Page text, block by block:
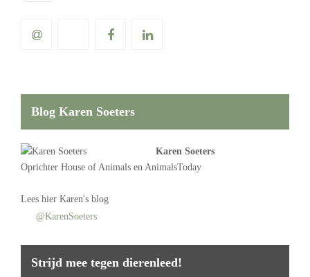
Blog Karen Soeters
Karen Soeters
Oprichter House of Animals en AnimalsToday
Lees hier Karen's blog
@KarenSoeters
Strijd mee tegen dierenleed!